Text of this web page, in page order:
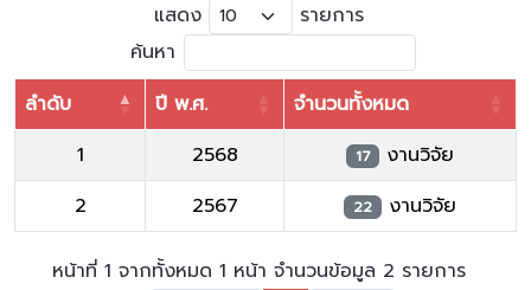
แสดง
รายการ
ค้นหา
ลำดับ
ปี พ.ศ.
จำนวนทั้งหมด
1
2568 17
งานวิจัย
2
2567 22 งานวิจัย
หน้าที่ 1 จากทั้งหมด 1 หน้า จำนวนข้อมูล 2 รายการ